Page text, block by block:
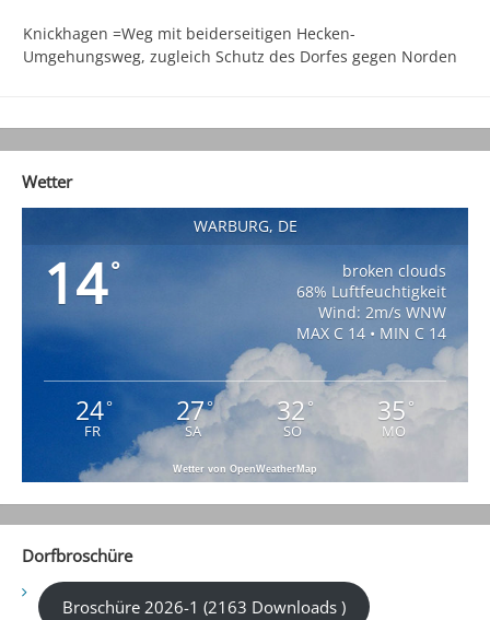
Knickhagen =Weg mit beiderseitigen Hecken-
Umgehungsweg, zugleich Schutz des Dorfes gegen Norden
Wetter
WARBURG, DE
14°
broken clouds
68% Luftfeuchtigkeit
Wind: 2m/s WNW
MAX C 14 • MIN C 14
24°
FR
27°
SA
32°
SO
35 °
MO
Wetter von OpenWeatherMap
Dorfbroschüre
Broschüre 2026-1 (2163 Downloads )